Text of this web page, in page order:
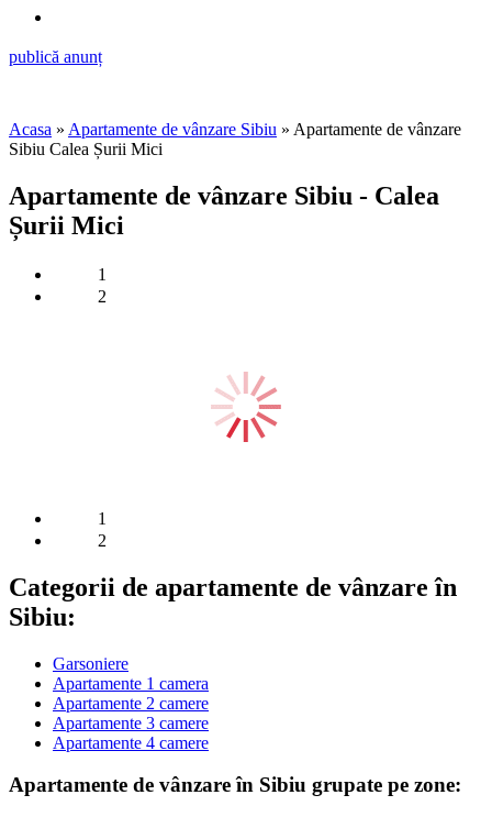
publică anunț
Acasa » Apartamente de vânzare Sibiu » Apartamente de vânzare
Sibiu Calea Șurii Mici
Apartamente de vânzare Sibiu - Calea
Șurii Mici
1
2
1
2
Categorii de apartamente de vânzare în
Sibiu:
Garsoniere
Apartamente 1 camera
Apartamente 2 camere
Apartamente 3 camere
Apartamente 4 camere
Apartamente de vânzare în Sibiu grupate pe zone: